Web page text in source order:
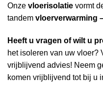
Onze vloerisolatie vormt
tandem vloerverwarming
Heeft u vragen of wilt u
het isoleren van uw vloer?
vrijblijvend advies! Neem
komen vrijblijvend tot bij u